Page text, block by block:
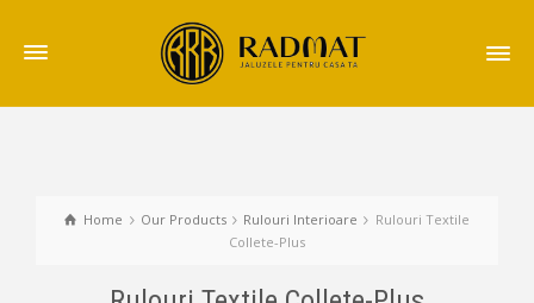
Home Our Products Rulouri Interioare
Rulouri Textile
Collete-Plus